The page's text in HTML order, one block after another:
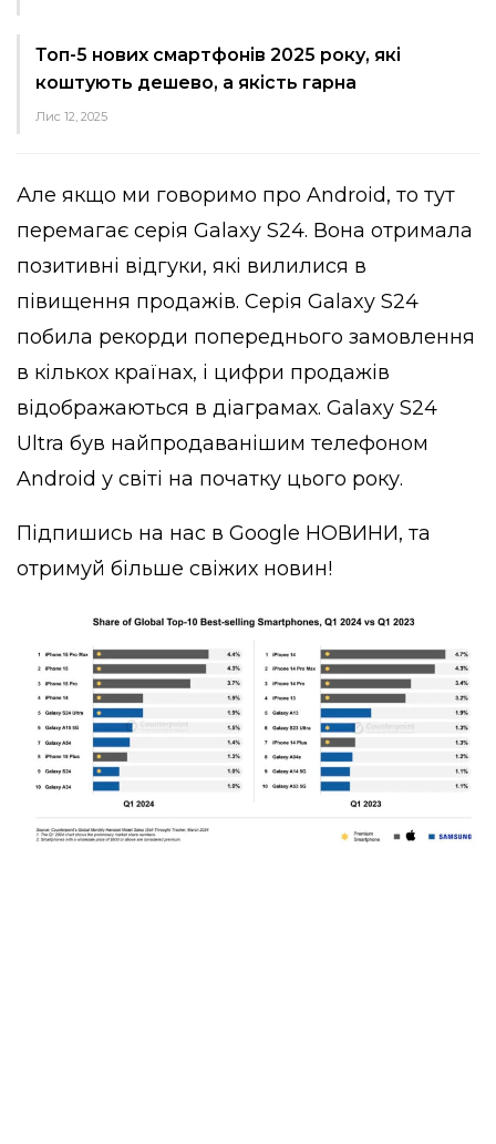
Топ-5 нових смартфонів 2025 року, які
коштують дешево, а якість гарна
Лис 12, 2025
Але якщо ми говоримо про Android, то тут
перемагає серія Galaxy S24. Вона отримала
позитивні відгуки, які вилилися в
півищення продажів. Серія Galaxy S24
побила рекорди попереднього замовлення
в кількох країнах, і цифри продажів
відображаються в діаграмах. Galaxy S24
Ultra був найпродаванішим телефоном
Android у світі на початку цього року.
Підпишись на нас в Google НОВИНИ, та
отримуй більше свіжих новин!